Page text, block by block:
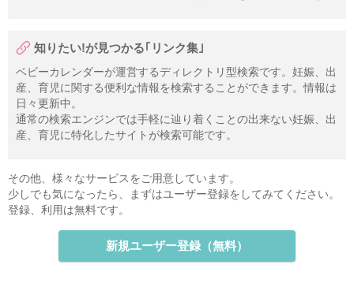
知りたい!が見つかる｢リンク集｣
ベビーカレンダーが運営するディレクトリ型検索です。妊娠、出
産、育児に関する便利な情報を検索することができます。情報は
日々更新中。
通常の検索エンジンでは手軽に辿り着くことの出来ない妊娠、出
産、育児に特化したサイトが検索可能です。
その他、様々なサービスをご用意しています。
少しでも気になったら、まずはユーザー登録をしてみてください。
登録、利用は無料です。
新規ユーザー登録（無料）